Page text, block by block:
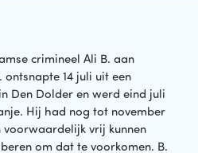
crimineel Ali B. aan
14 juli uit een
Den Dolder en werd eind juli
Hij had nog tot november
voorwaardelijk vrij kunnen
om dat te voorkomen. B.